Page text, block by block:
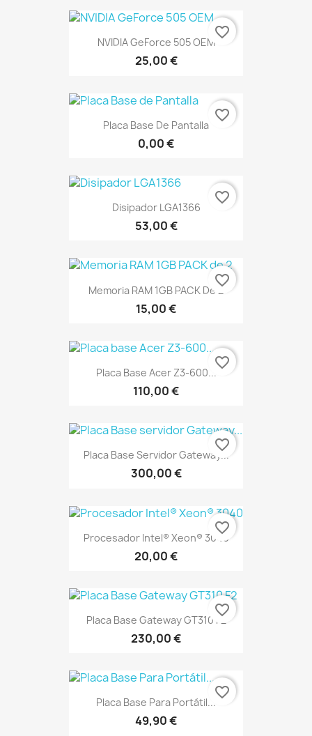
NVIDIA GeForce 505 OEM
25,00 €
favorite_border
Placa Base De Pantalla
0,00 €
favorite_border
Disipador LGA1366
53,00 €
favorite_border
Memoria RAM 1GB PACK De 2
15,00 €
favorite_border
Placa Base Acer Z3-600...
110,00 €
favorite_border
Placa Base Servidor Gateway...
300,00 €
favorite_border
Procesador Intel® Xeon® 3040
20,00 €
favorite_border
Placa Base Gateway GT310 F2
230,00 €
favorite_border
Placa Base Para Portátil...
49,90 €
favorite_border